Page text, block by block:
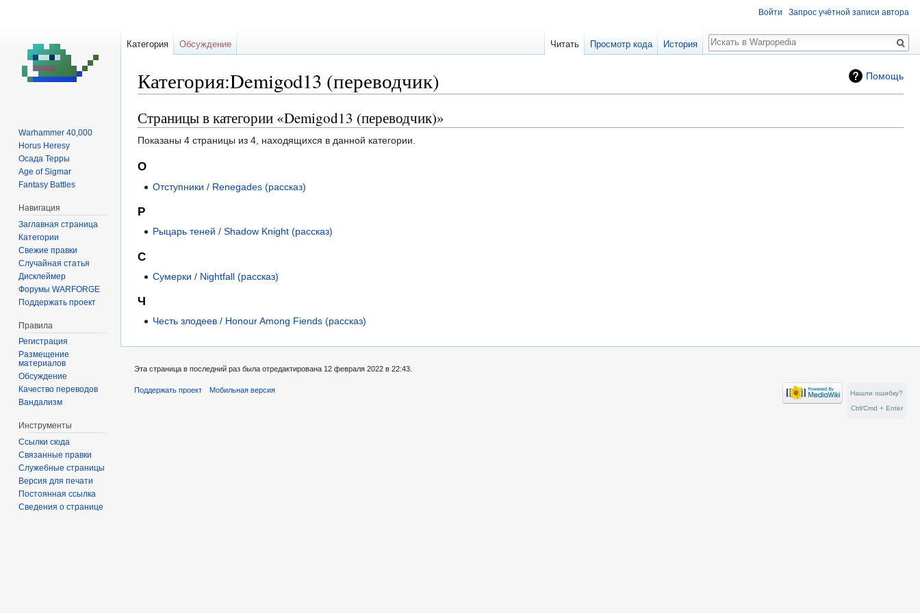
Помощь
Категория:Demigod13 (переводчик)
Перейти
к
навигации
Перейти
к
поиску
Страницы в категории «Demigod13 (переводчик)»
Показаны 4 страницы из 4, находящихся в данной категории.
О
Отступники / Renegades (рассказ)
Р
Рыцарь теней / Shadow Knight (рассказ)
С
Сумерки / Nightfall (рассказ)
Ч
Честь злодеев / Honour Among Fiends (рассказ)
Войти Запрос учётной записи автора
Категория Обсуждение Читать Просмотр кода История
Поиск
Warhammer 40,000
Horus Heresy
Осада Терры
Age of Sigmar
Fantasy Battles
Навигация
Заглавная страница
Категории
Свежие правки
Случайная статья
Дисклеймер
Форумы WARFORGE
Поддержать проект
Правила
Регистрация
Размещение
материалов
Обсуждение
Качество переводов
Вандализм
Инструменты
Ссылки сюда
Связанные правки
Служебные страницы
Версия для печати
Постоянная ссылка
Сведения о странице
Эта страница в последний раз была отредактирована 12 февраля 2022 в 22:43.
Поддержать проект Мобильная версия
Нашли ошибку?
Ctrl/Cmd + Enter